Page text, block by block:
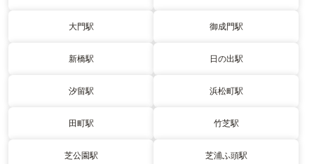
大門駅 御成門駅
新橋駅 日の出駅
汐留駅 浜松町駅
田町駅 竹芝駅
芝公園駅 芝浦ふ頭駅